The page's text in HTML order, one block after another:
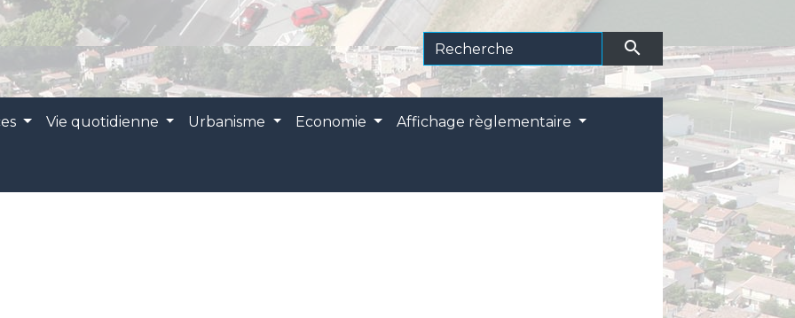
search
Vie quotidienne Urbanisme Economie Affichage règlementaire